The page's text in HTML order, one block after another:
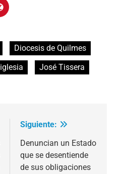
Diocesis de Quilmes
iglesia
José Tissera
Siguiente:
Denuncian un Estado
que se desentiende
de sus obligaciones